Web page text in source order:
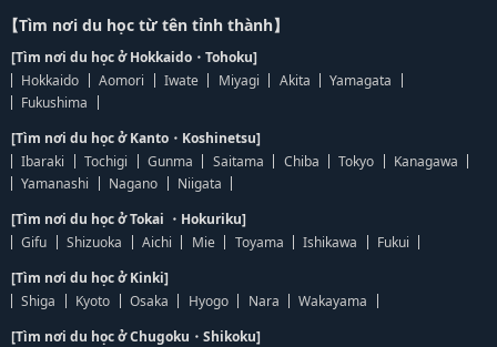
【Tìm nơi du học từ tên tỉnh thành】
[Tìm nơi du học ở Hokkaido・Tohoku]
Hokkaido
Aomori Iwate Miyagi Akita
Yamagata
Fukushima
[Tìm nơi du học ở Kanto・Koshinetsu]
Ibaraki
Tochigi Gunma Saitama Chiba Tokyo
Kanagawa
Yamanashi
Nagano
Niigata
[Tìm nơi du học ở Tokai ・Hokuriku]
Gifu
Shizuoka Aichi Mie Toyama Ishikawa
Fukui
[Tìm nơi du học ở Kinki]
Shiga
Kyoto Osaka Hyogo Nara
Wakayama
[Tìm nơi du học ở Chugoku・Shikoku]